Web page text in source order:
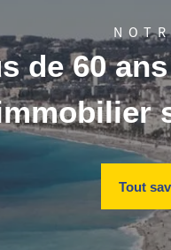
de 60
Tout